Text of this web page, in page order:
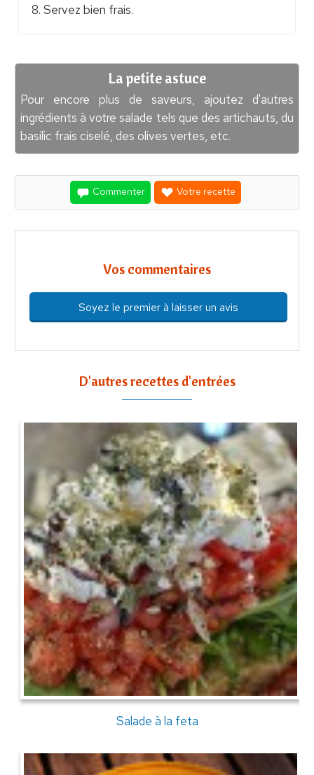
Servez bien frais.
La petite astuce
Pour encore plus de saveurs, ajoutez d'autres
ingrédients à votre salade tels que des artichauts, du
basilic frais ciselé, des olives vertes, etc.
Commenter Votre recette
Vos commentaires
Soyez le premier à laisser un avis
D'autres recettes d'entrées
Salade à la feta